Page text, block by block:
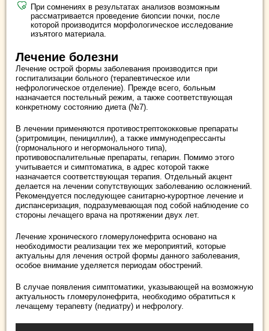
При сомнениях в результатах анализов возможным
рассматривается проведение биопсии почки, после
которой производится морфологическое исследование
изъятого материала.
Лечение болезни
Лечение острой формы заболевания производится при
госпитализации больного (терапевтическое или
нефрологическое отделение). Прежде всего, больным
назначается постельный режим, а также соответствующая
конкретному состоянию диета (№7).
В лечении применяются противострептококковые препараты
(эритромицин, пенициллин), а также иммунодепрессанты
(гормонального и негормонального типа),
противовоспалительные препараты, гепарин. Помимо этого
учитывается и симптоматика, в адрес которой также
назначается соответствующая терапия. Отдельный акцент
делается на лечении сопутствующих заболеванию осложнений.
Рекомендуется последующее санитарно-курортное лечение и
диспансеризация, подразумевающая под собой наблюдение со
стороны лечащего врача на протяжении двух лет.
Лечение хронического гломерулонефрита основано на
необходимости реализации тех же мероприятий, которые
актуальны для лечения острой формы данного заболевания,
особое внимание уделяется периодам обострений.
В случае появления симптоматики, указывающей на возможную
актуальность гломерулонефрита, необходимо обратиться к
лечащему терапевту (педиатру) и нефрологу.